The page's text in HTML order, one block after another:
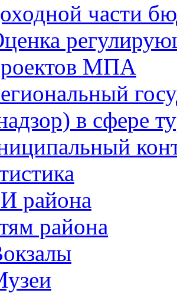
части
МПА
в сфере
района
района